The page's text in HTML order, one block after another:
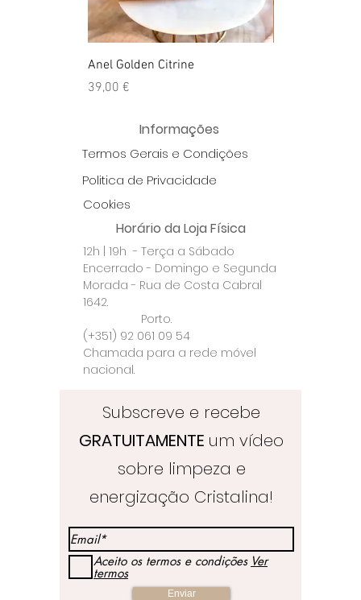
Anel Golden Citrine
Preço
39,00 €
Informações
Termos Gerais e Condições
Politica de Privacidade
Cookies
Horário da Loja Física
12h | 19h - Terça a Sábado
Encerrado - Domingo e Segunda
Morada - Rua de Costa Cabral
1642.
Porto.
(+351) 92 061 09 54
Chamada para a rede móvel
nacional.
Subscreve e recebe
GRATUITAMENTE um vídeo
sobre limpeza e
energização Cristalina!
Aceito os termos e condições Ver
termos
Enviar